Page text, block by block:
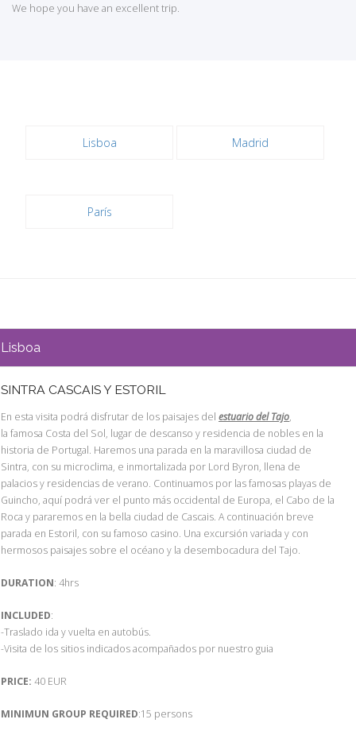
We hope you have an excellent trip.
Lisboa Madrid
París
Lisboa
SINTRA CASCAIS Y ESTORIL
En esta visita podrá disfrutar de los paisajes del estuario del Tajo,
la famosa Costa del Sol, lugar de descanso y residencia de nobles en la
historia de Portugal. Haremos una parada en la maravillosa ciudad de
Sintra, con su microclima, e inmortalizada por Lord Byron, llena de
palacios y residencias de verano. Continuamos por las famosas playas de
Guincho, aquí podrá ver el punto más occidental de Europa, el Cabo de la
Roca y pararemos en la bella ciudad de Cascais. A continuación breve
parada en Estoril, con su famoso casino. Una excursión variada y con
hermosos paisajes sobre el océano y la desembocadura del Tajo.
DURATION: 4hrs
INCLUDED:
-Traslado ida y vuelta en autobús.
-Visita de los sitios indicados acompañados por nuestro guia
PRICE: 40 EUR
MINIMUN GROUP REQUIRED:15 persons